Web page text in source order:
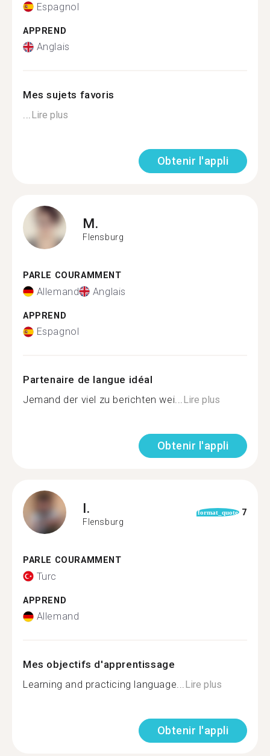
Espagnol
APPREND
Anglais
Mes sujets favoris
...Lire plus
Obtenir l'appli
M.
Flensburg
PARLE COURAMMENT
Allemand Anglais
APPREND
Espagnol
Partenaire de langue idéal
Jemand der viel zu berichten wei...Lire plus
Obtenir l'appli
I.
Flensburg
format_quote 7
PARLE COURAMMENT
Turc
APPREND
Allemand
Mes objectifs d'apprentissage
Learning and practicing language...Lire plus
Obtenir l'appli